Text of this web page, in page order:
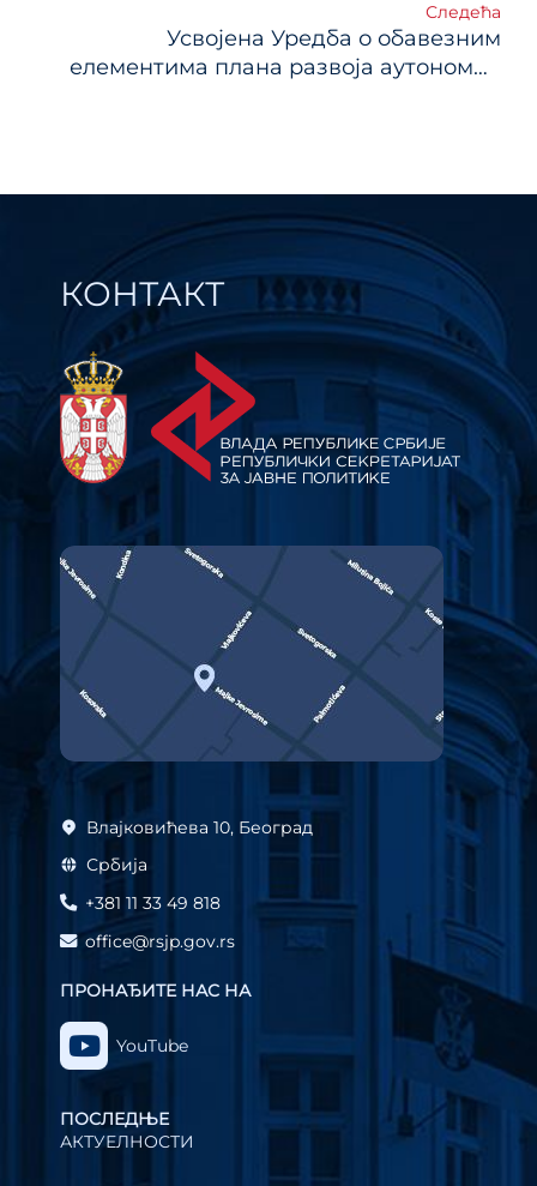
Следећа
Усвојена Уредба о обавезним
елементима плана развоја аутономне
КОНТАКТ
Влајковићева 10, Београд
Србија
+381 11 33 49 818
office@rsjp.gov.rs
ПРОНАЂИТЕ НАС НА
YouTube
ПОСЛЕДЊЕ
АКТУЕЛНОСТИ